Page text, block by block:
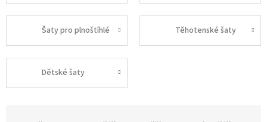
Šaty pro plnoštíhlé Těhotenské šaty
Dětské šaty